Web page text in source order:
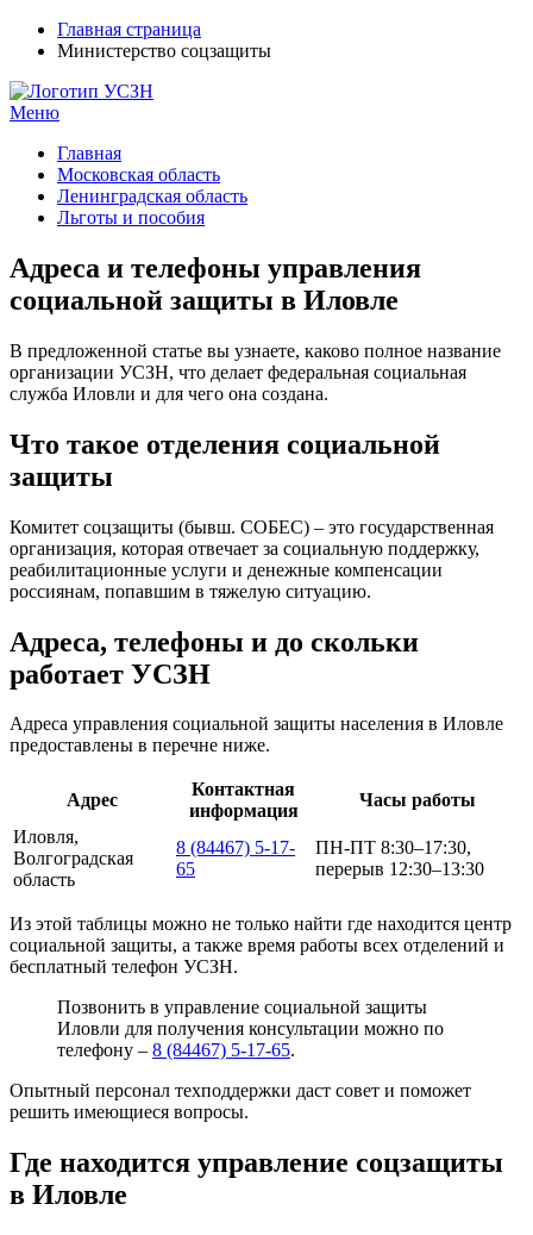
Главная страница
Министерство соцзащиты
Меню
Главная
Московская область
Ленинградская область
Льготы и пособия
Адреса и телефоны управления
социальной защиты в Иловле
В предложенной статье вы узнаете, каково полное название
организации УСЗН, что делает федеральная социальная
служба Иловли и для чего она создана.
Что такое отделения социальной
защиты
Комитет соцзащиты (бывш. СОБЕС) – это государственная
организация, которая отвечает за социальную поддержку,
реабилитационные услуги и денежные компенсации
россиянам, попавшим в тяжелую ситуацию.
Адреса, телефоны и до скольки
работает УСЗН
Адреса управления социальной защиты населения в Иловле
предоставлены в перечне ниже.
Адрес
Контактная
информация
Часы работы
Иловля,
Волгоградская
область
8 (84467) 5-17-
65
ПН-ПТ 8:30–17:30,
перерыв 12:30–13:30
Из этой таблицы можно не только найти где находится центр
социальной защиты, а также время работы всех отделений и
бесплатный телефон УСЗН.
Позвонить в управление социальной защиты
Иловли для получения консультации можно по
телефону – 8 (84467) 5-17-65.
Опытный персонал техподдержки даст совет и поможет
решить имеющиеся вопросы.
Где находится управление соцзащиты
в Иловле